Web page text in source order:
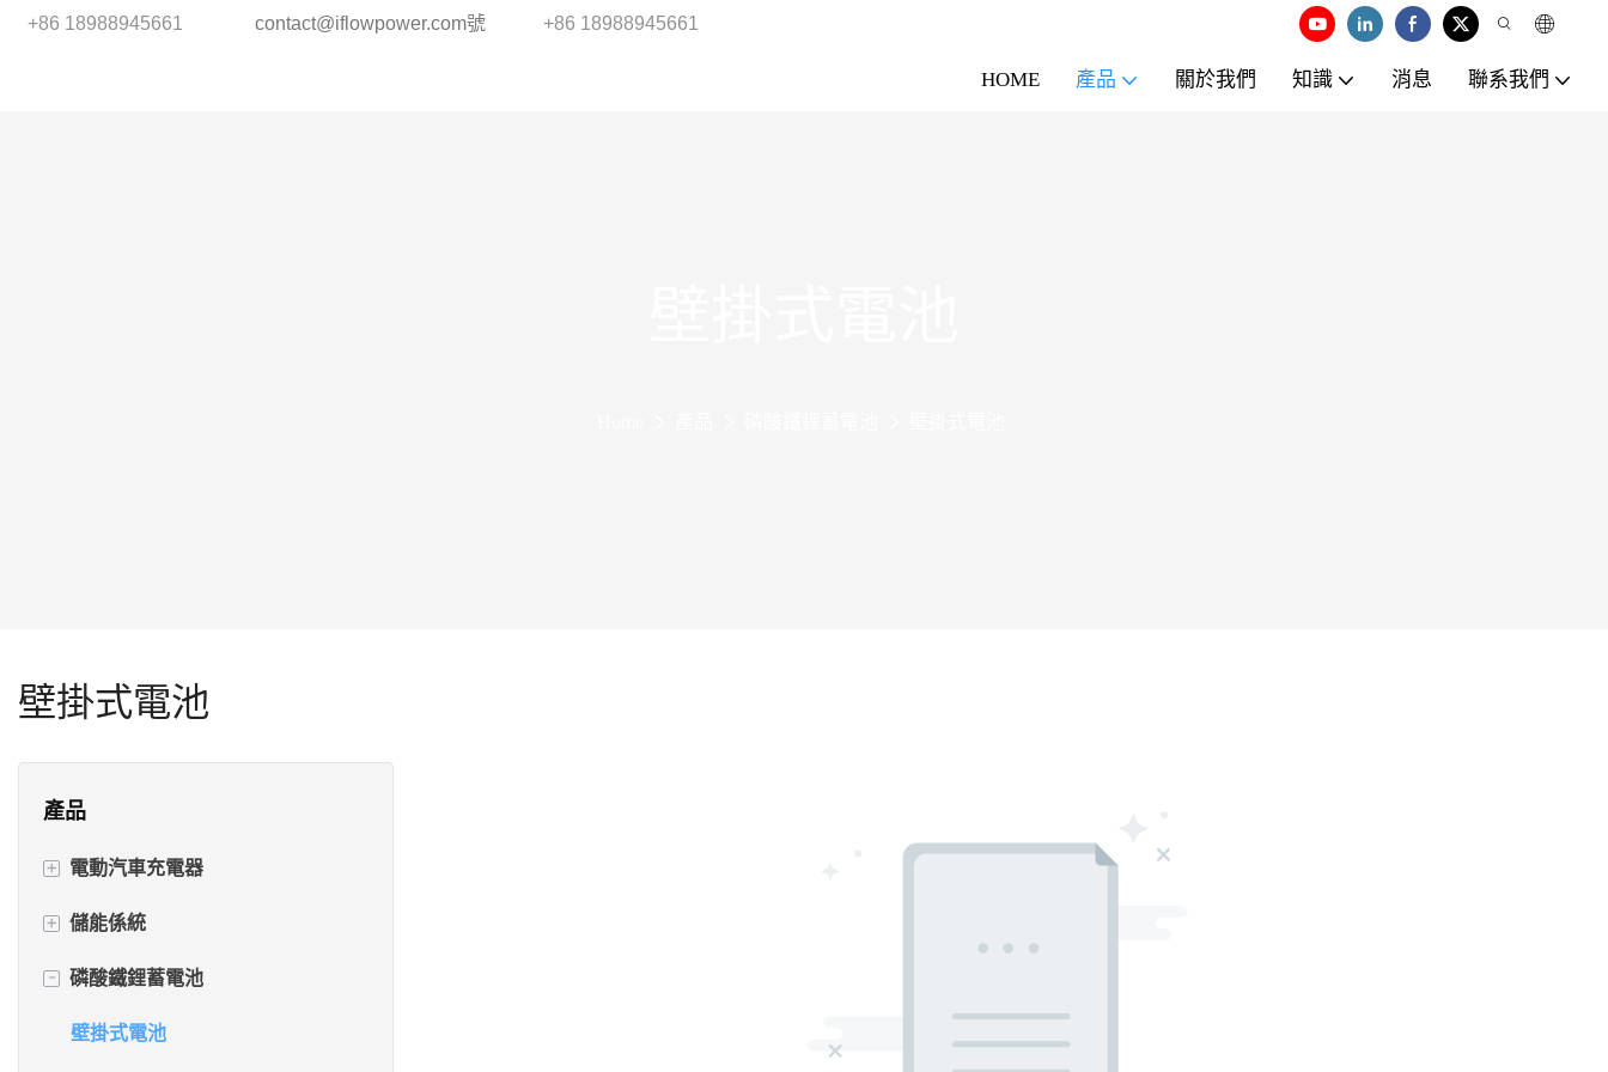
+86 18988945661 contact@iflowpower.com號 +86 18988945661
HOME 產品 關於我們 知識 消息 聯系我們
壁掛式電池
產品
+ 電動汽車充電器
交流電電動汽車充電器
直流電動汽車充電器
帶電池的電動車充電器
+ 儲能係統
逆變器+電池一體機
電源逆變器
- 磷酸鐵鋰蓄電池
壁掛式電池